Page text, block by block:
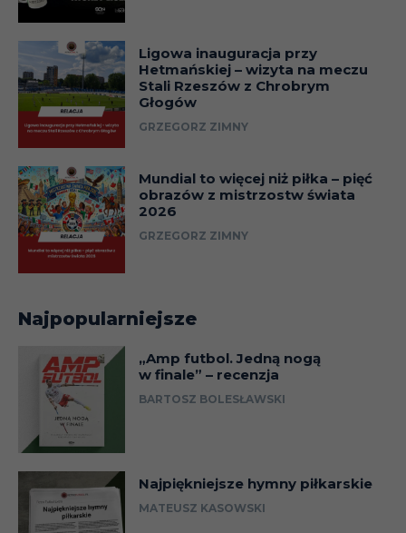
Ligowa inauguracja przy
Hetmańskiej – wizyta na meczu
Stali Rzeszów z Chrobrym
Głogów
GRZEGORZ ZIMNY
Mundial to więcej niż piłka – pięć
obrazów z mistrzostw świata
2026
GRZEGORZ ZIMNY
Najpopularniejsze
„Amp futbol. Jedną nogą
w finale” – recenzja
BARTOSZ BOLESŁAWSKI
Najpiękniejsze hymny piłkarskie
MATEUSZ KASOWSKI